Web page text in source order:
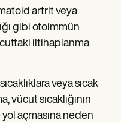
artrit veya
gibi otoimmün
iltihaplanma
veya sıcak
vücut sıcaklığının
açmasına neden